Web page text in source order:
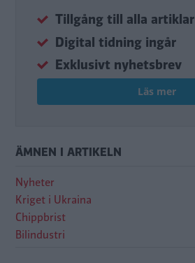
Tillgång till alla artiklar
Digital tidning ingår
Exklusivt nyhetsbrev
Läs mer
ÄMNEN I ARTIKELN
Nyheter
Kriget i Ukraina
Chippbrist
Bilindustri